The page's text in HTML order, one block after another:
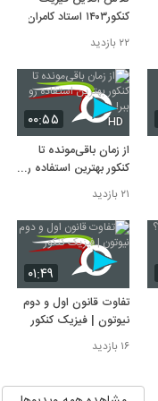
۱۶ بازدید
کنکور۱۴۰۳ استاد کامران
۲۲ بازدید
۰۰:۵۵ HD
از زمان باقی‌مونده تا
کنکور بهترین استفاده رو
ببر!
۲۱ بازدید
۰۱:۴۹
تفاوت قانون اول و دوم
نیوتون | فیزیک کنکور
۱۶ بازدید